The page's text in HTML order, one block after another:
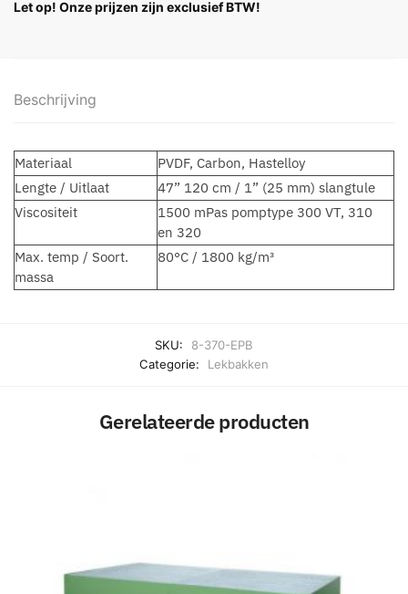
Let op! Onze prijzen zijn exclusief BTW!
Beschrijving
Materiaal
PVDF, Carbon, Hastelloy
Lengte / Uitlaat
47” 120 cm / 1” (25 mm) slangtule
Viscositeit
1500 mPas pomptype 300 VT, 310
en 320
Max. temp / Soort.
massa
80°C / 1800 kg/m³
SKU:
8-370-EPB
Categorie:
Lekbakken
Gerelateerde producten